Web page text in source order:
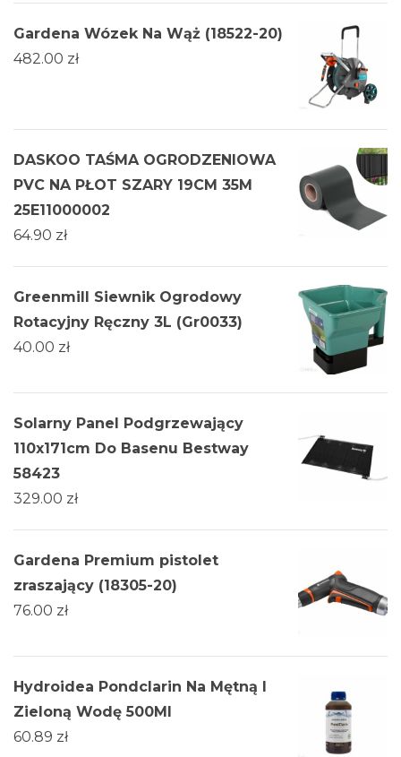
Gardena Wózek Na Wąż (18522-20)
482.00 zł
DASKOO TAŚMA OGRODZENIOWA
PVC NA PŁOT SZARY 19CM 35M
25E11000002
64.90 zł
Greenmill Siewnik Ogrodowy
Rotacyjny Ręczny 3L (Gr0033)
40.00 zł
Solarny Panel Podgrzewający
110x171cm Do Basenu Bestway
58423
329.00 zł
Gardena Premium pistolet
zraszający (18305-20)
76.00 zł
Hydroidea Pondclarin Na Mętną I
Zieloną Wodę 500Ml
60.89 zł